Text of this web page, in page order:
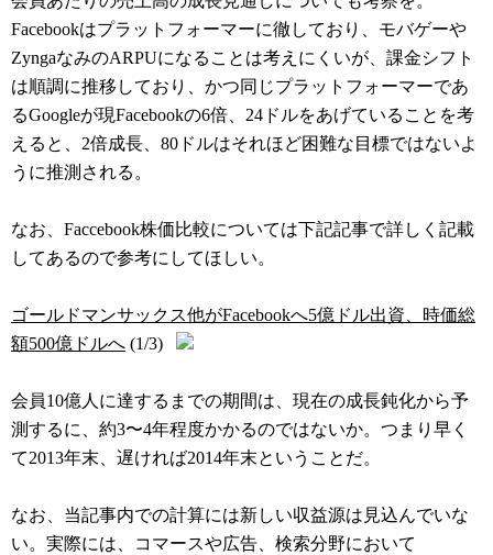
Facebookはプラットフォーマーに徹しており、モバゲーや
ZyngaなみのARPUになることは考えにくいが、課金シフト
は順調に推移しており、かつ同じプラットフォーマーであ
るGoogleが現Facebookの6倍、24ドルをあげていることを考
えると、2倍成長、80ドルはそれほど困難な目標ではないよ
うに推測される。
なお、Faccebook株価比較については下記記事で詳しく記載
してあるので参考にしてほしい。
ゴールドマンサックス他がFacebookへ5億ドル出資、時価総
額500億ドルへ (1/3)
会員10億人に達するまでの期間は、現在の成長鈍化から予
測するに、約3〜4年程度かかるのではないか。つまり早く
て2013年末、遅ければ2014年末ということだ。
なお、当記事内での計算には新しい収益源は見込んでいな
い。実際には、コマースや広告、検索分野において